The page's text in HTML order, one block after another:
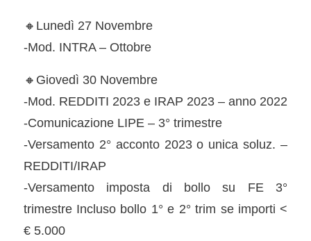
🔸Lunedì 27 Novembre
-Mod. INTRA – Ottobre
🔸Giovedì 30 Novembre
-Mod. REDDITI 2023 e IRAP 2023 – anno 2022
-Comunicazione LIPE – 3° trimestre
-Versamento 2° acconto 2023 o unica soluz. –
REDDITI/IRAP
-Versamento imposta di bollo su FE 3°
trimestre Incluso bollo 1° e 2° trim se importi <
€ 5.000